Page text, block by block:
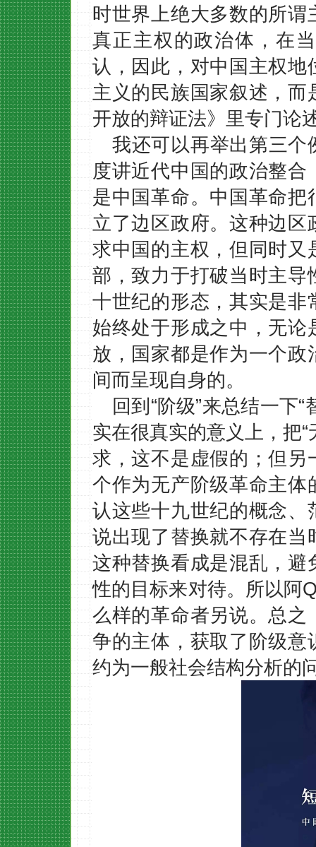
时世界上绝大多数的所
真正主权的政治体，在
认，因此，对中国主权
主义的民族国家叙述，
开放的辩证法》里专门论
我还可以再举出第三个
度讲近代中国的政治整
是中国革命。中国革命
立了边区政府。这种边
求中国的主权，但同时
部，致力于打破当时主
十世纪的形态，其实是
始终处于形成之中，无
放，国家都是作为一个
间而呈现自身的。
回到“阶级”来总结一下
实在很真实的意义上，把
求，这不是虚假的；但
个作为无产阶级革命主
认这些十九世纪的概念
说出现了替换就不存在
这种替换看成是混乱，
性的目标来对待。所以阿
么样的革命者另说。总
争的主体，获取了阶级
约为一般社会结构分析的